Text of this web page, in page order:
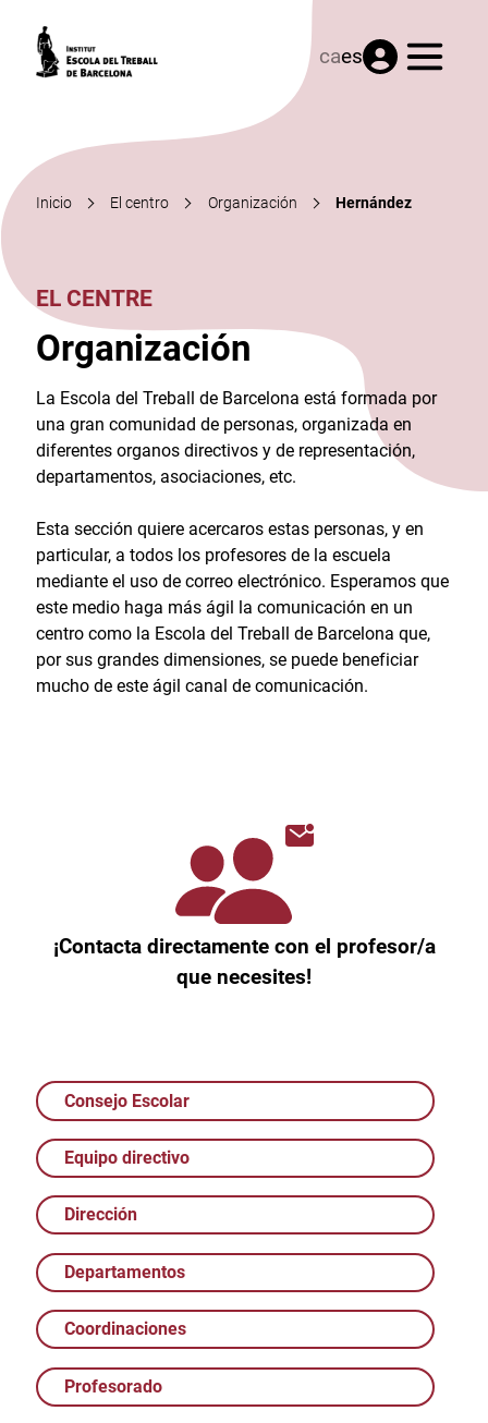
caes Menú
Inicio El centro Organización Hernández
EL CENTRE
Organización
La Escola del Treball de Barcelona está formada por
una gran comunidad de personas, organizada en
diferentes organos directivos y de representación,
departamentos, asociaciones, etc.
Esta sección quiere acercaros estas personas, y en
particular, a todos los profesores de la escuela
mediante el uso de correo electrónico. Esperamos que
este medio haga más ágil la comunicación en un
centro como la Escola del Treball de Barcelona que,
por sus grandes dimensiones, se puede beneficiar
mucho de este ágil canal de comunicación.
¡Contacta directamente con el profesor/a
que necesites!
Consejo Escolar
Equipo directivo
Dirección
Departamentos
Coordinaciones
Profesorado